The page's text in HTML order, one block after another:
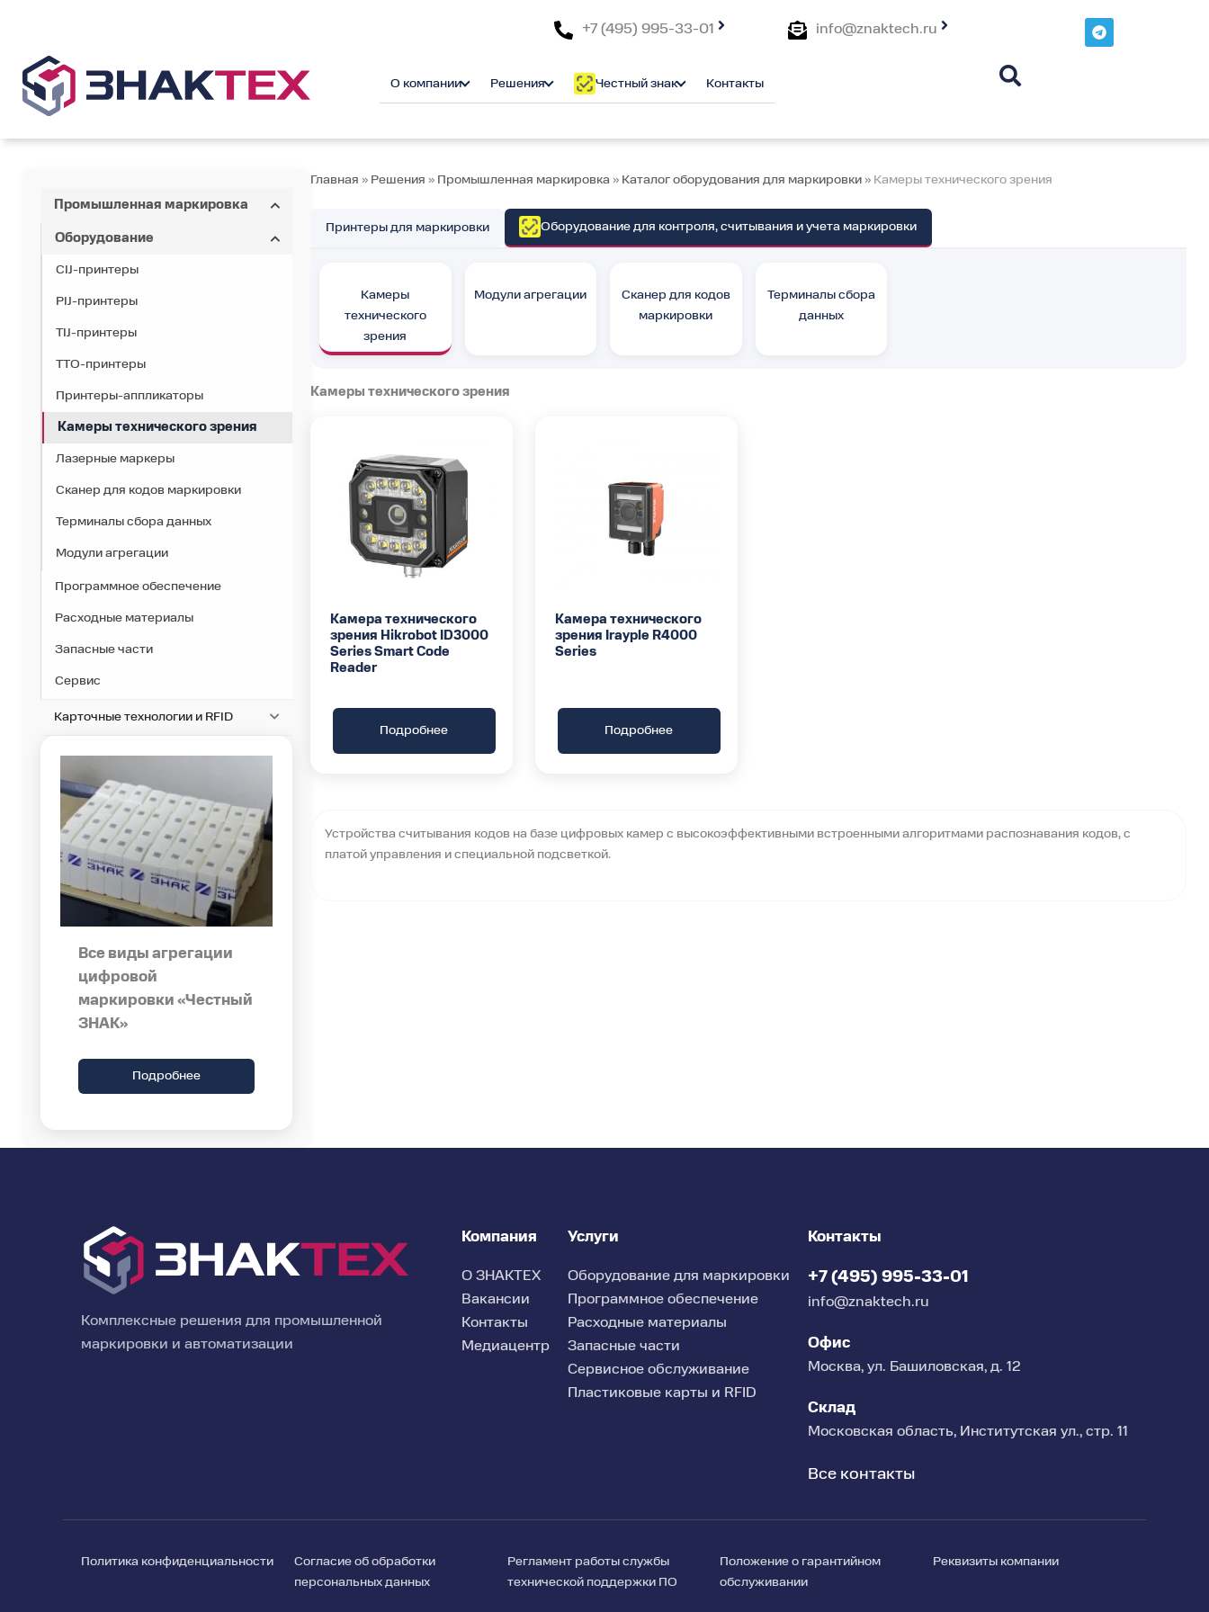
+7 (495) 995-33-01 info@znaktech.ru
T
e
О компании Решения Честный знак Контакты
Промышленная маркировка
Оборудование
CIJ-принтеры
PIJ-принтеры
TIJ-принтеры
TTO-принтеры
Принтеры-аппликаторы
Камеры технического зрения
Лазерные маркеры
Сканер для кодов маркировки
Терминалы сбора данных
Модули агрегации
Программное обеспечение
Расходные материалы
Запасные части
Сервис
Карточные технологии и RFID
Все виды агрегации
цифровой
маркировки «Честный
ЗНАК»
Подробнее
Главная » Решения » Промышленная маркировка » Каталог оборудования для маркировки » Камеры технического зрения
Принтеры для маркировки Оборудование для контроля, считывания и учета маркировки
Камеры
технического
зрения
Модули агрегации
Сканер для кодов
маркировки
Терминалы сбора
данных
Камеры технического зрения
Камера технического
зрения Hikrobot ID3000
Series Smart Code
Reader
Подробнее
Камера технического
зрения Irayple R4000
Series
Подробнее
Устройства считывания кодов на базе цифровых камер с высокоэффективными встроенными алгоритмами распознавания кодов, с
платой управления и специальной подсветкой.
Комплексные решения для промышленной
маркировки и автоматизации
Компания
О ЗНАКТЕХ
Вакансии
Контакты
Медиацентр
Услуги
Оборудование для маркировки
Программное обеспечение
Расходные материалы
Запасные части
Сервисное обслуживание
Пластиковые карты и RFID
Контакты
+7 (495) 995-33-01
info@znaktech.ru
Офис
Москва, ул. Башиловская, д. 12
Склад
Московская область, Институтская ул., стр. 11
Все контакты
Политика конфиденциальности
Согласие об обработки
персональных данных
Регламент работы службы
технической поддержки ПО
Положение о гарантийном
обслуживании
Реквизиты компании